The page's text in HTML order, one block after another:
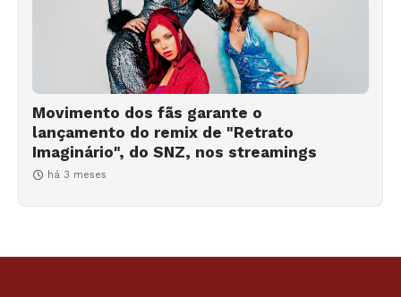
Movimento dos fãs garante o
lançamento do remix de "Retrato
Imaginário", do SNZ, nos streamings
há 3 meses